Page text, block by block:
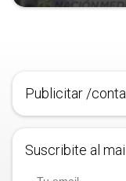
Publicitar /
Suscribite al